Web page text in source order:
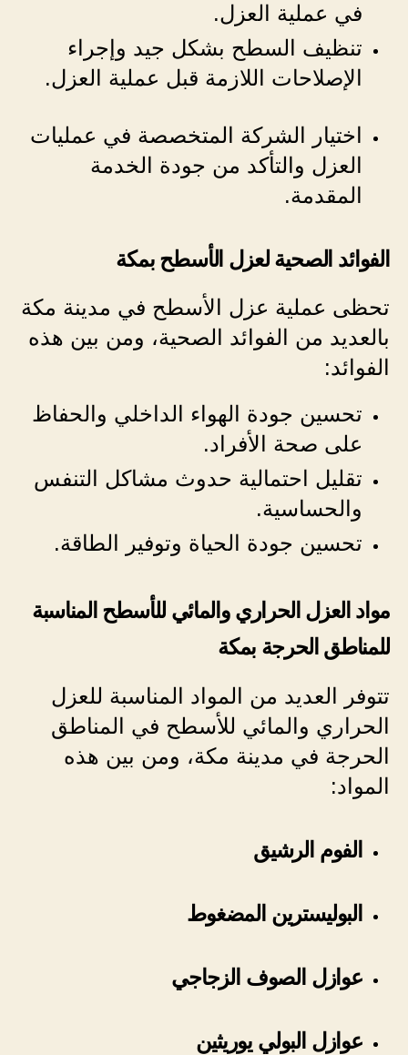
في عملية العزل.
تنظيف السطح بشكل جيد وإجراء
الإصلاحات اللازمة قبل عملية العزل.
اختيار الشركة المتخصصة في عمليات
العزل والتأكد من جودة الخدمة
المقدمة.
الفوائد الصحية لعزل الأسطح بمكة
تحظى عملية عزل الأسطح في مدينة مكة
بالعديد من الفوائد الصحية، ومن بين هذه
الفوائد:
تحسين جودة الهواء الداخلي والحفاظ
على صحة الأفراد.
تقليل احتمالية حدوث مشاكل التنفس
والحساسية.
تحسين جودة الحياة وتوفير الطاقة.
مواد العزل الحراري والمائي للأسطح المناسبة
للمناطق الحرجة بمكة
تتوفر العديد من المواد المناسبة للعزل
الحراري والمائي للأسطح في المناطق
الحرجة في مدينة مكة، ومن بين هذه
المواد:
الفوم الرشيق
البوليسترين المضغوط
عوازل الصوف الزجاجي
عوازل البولي يوريثين